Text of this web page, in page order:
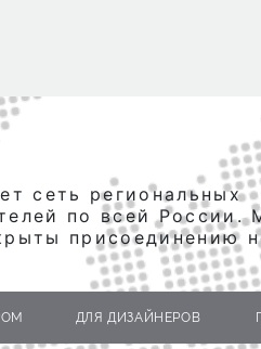
сеть региональных
по всей России.
присоединению
ДЛЯ ДИЗАЙНЕРОВ